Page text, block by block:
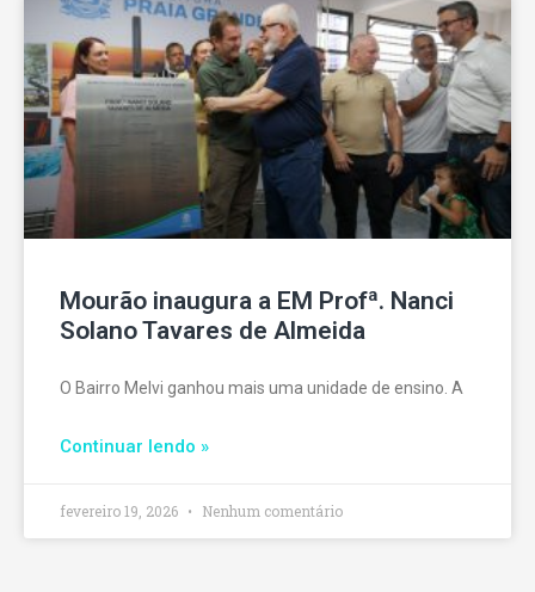
Mourão inaugura a EM Profª. Nanci
Solano Tavares de Almeida
O Bairro Melvi ganhou mais uma unidade de ensino. A
Continuar lendo »
fevereiro 19, 2026 Nenhum comentário